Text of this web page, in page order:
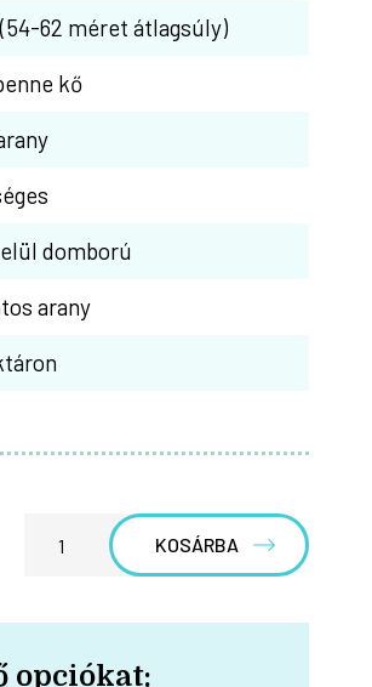
62 méret átlagsúly)
kő
domború
arany
KOSÁRBA
opciókat: